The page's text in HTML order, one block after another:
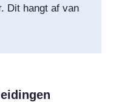
Dit hangt af van